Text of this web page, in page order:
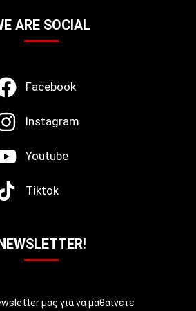
ARE SOCIAL
Facebook
Instagram
Youtube
Tiktok
NEWSLETTER!
μας για να μαθαίνετε